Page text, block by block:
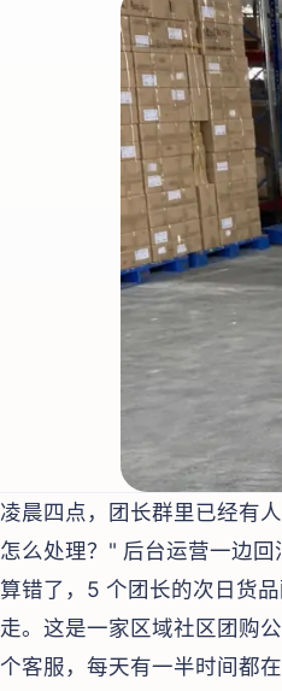
凌晨四点，团长群里已经有
怎么处理？" 后台运营一边
算错了，5 个团长的次日货
走。这是一家区域社区团购
个客服，每天有一半时间都